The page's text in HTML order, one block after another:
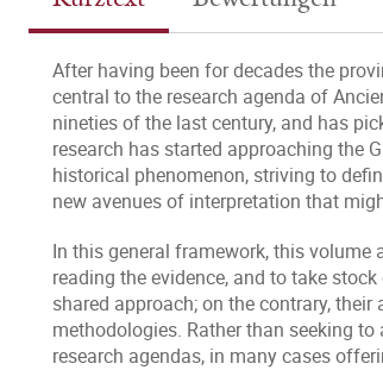
After having been for decades the
central to the research agenda of
nineties of the last century, and has
research has started approaching the
historical phenomenon, striving to
new avenues of interpretation that
In this general framework, this
reading the evidence, and to take
shared approach; on the contrary,
methodologies. Rather than seeking
research agendas, in many cases